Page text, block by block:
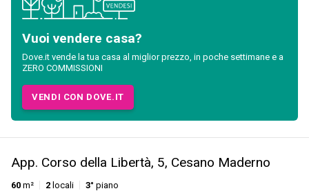
Vuoi vendere casa?
Dove.it vende la tua casa al miglior prezzo, in poche settimane e a
ZERO COMMISSIONI
VENDI CON DOVE.IT
App. Corso della Libertà, 5, Cesano Maderno
60 m² 2 locali 3° piano